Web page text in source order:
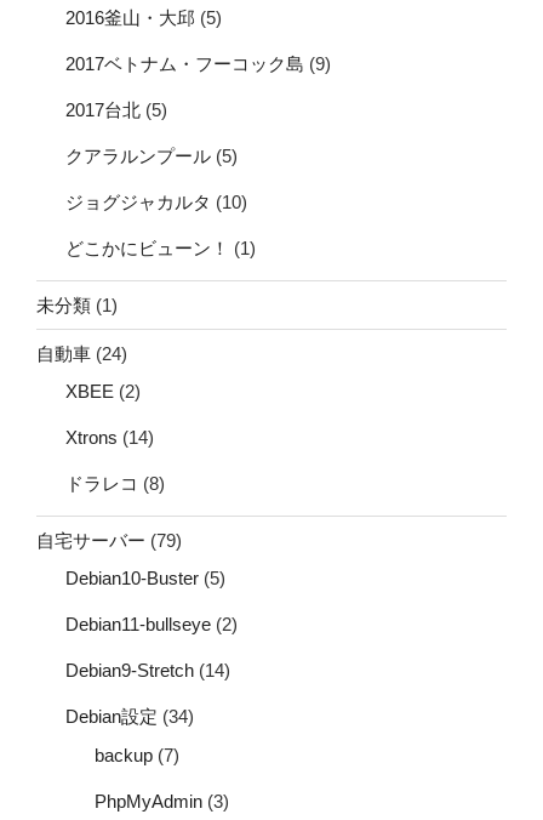
2016釜山・大邱 (5)
2017ベトナム・フーコック島 (9)
2017台北 (5)
クアラルンプール (5)
ジョグジャカルタ (10)
どこかにビューン！ (1)
未分類 (1)
自動車 (24)
XBEE (2)
Xtrons (14)
ドラレコ (8)
自宅サーバー (79)
Debian10-Buster (5)
Debian11-bullseye (2)
Debian9-Stretch (14)
Debian設定 (34)
backup (7)
PhpMyAdmin (3)